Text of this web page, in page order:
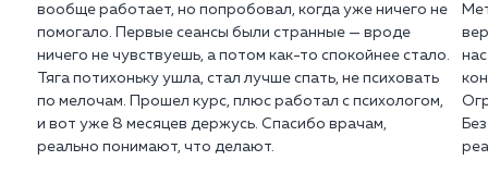
вообще работает, но попробовал, когда уже ничего не
помогало. Первые сеансы были странные — вроде
ничего не чувствуешь, а потом как-то спокойнее стало.
Тяга потихоньку ушла, стал лучше спать, не психовать
по мелочам. Прошел курс, плюс работал с психологом,
и вот уже 8 месяцев держусь. Спасибо врачам,
реально понимают, что делают.